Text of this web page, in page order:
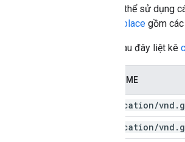
Bạn có thể sử dụng
Marketplace gồm
Bảng sau đây liệt kê
Loại MIME
application/vnd .
application/vnd .